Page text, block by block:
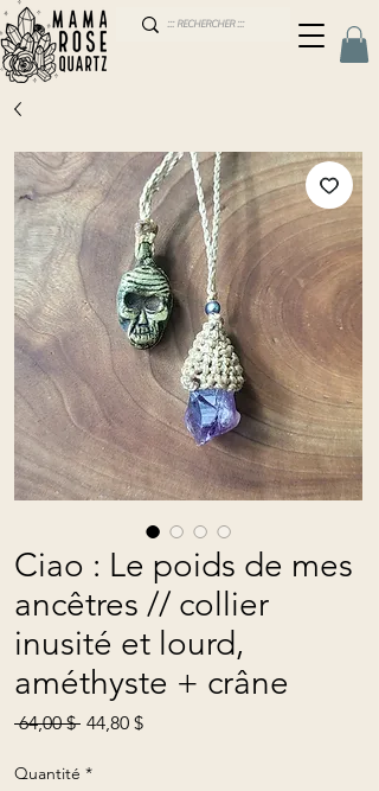
Ciao : Le poids de mes
ancêtres // collier
inusité et lourd,
améthyste + crâne
64,00 $ Prix
44,80 $Prix
Quantité *